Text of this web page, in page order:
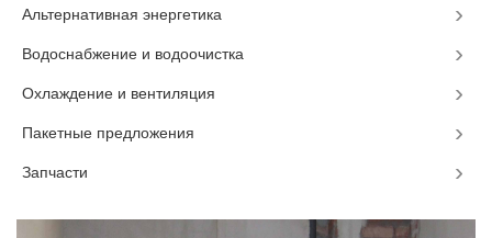
Альтернативная энергетика
Водоснабжение и водоочистка
Охлаждение и вентиляция
Пакетные предложения
Запчасти